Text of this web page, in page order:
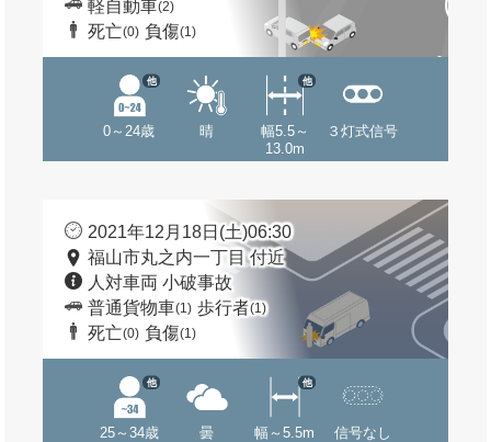
軽自動車(2)
死亡(0) 負傷(1)
0～24歳
他
晴
幅5.5～
13.0m
他
３灯式信号
2021年12月18日(土)06:30
福山市丸之内一丁目 付近
人対車両 小破事故
普通貨物車(1) 歩行者(1)
死亡(0) 負傷(1)
25～34歳
他
曇 幅～5.5m
他
信号なし